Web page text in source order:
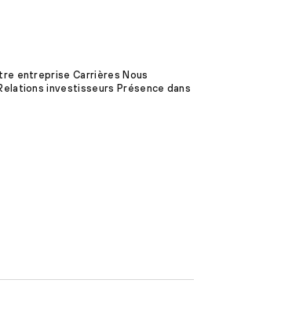
entreprise Carrières Nous
investisseurs Présence dans